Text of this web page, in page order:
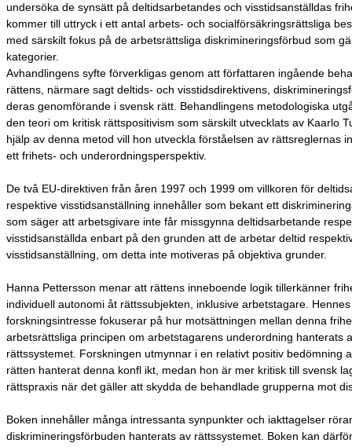
undersöka de synsätt på deltidsarbetandes och visstidsanställdas
kommer till uttryck i ett antal arbets- och socialförsäkringsrättsliga
med särskilt fokus på de arbetsrättsliga diskrimineringsförbud som
kategorier.
Avhandlingens syfte förverkligas genom att författaren ingående
rättens, närmare sagt deltids- och visstidsdirektivens,
deras genomförande i svensk rätt. Behandlingens metodologiska
den teori om kritisk rättspositivism som särskilt utvecklats av Kaarlo
hjälp av denna metod vill hon utveckla förståelsen av rättsreglernas
ett frihets- och underordningsperspektiv.
De två EU-direktiven från åren 1997 och 1999 om villkoren för
respektive visstidsanställning innehåller som bekant ett
som säger att arbetsgivare inte får missgynna deltidsarbetande
visstidsanställda enbart på den grunden att de arbetar deltid
visstidsanställning, om detta inte motiveras på objektiva grunder.
Hanna Pettersson menar att rättens inneboende logik tillerkänner
individuell autonomi åt rättssubjekten, inklusive arbetstagare. Hennes
forskningsintresse fokuserar på hur motsättningen mellan denna
arbetsrättsliga principen om arbetstagarens underordning hanterats
rättssystemet. Forskningen utmynnar i en relativt positiv bedömning
rätten hanterat denna konfl ikt, medan hon är mer kritisk till svensk
rättspraxis när det gäller att skydda de behandlade grupperna mot
Boken innehåller många intressanta synpunkter och iakttagelser
diskrimineringsförbuden hanterats av rättssystemet. Boken kan därför